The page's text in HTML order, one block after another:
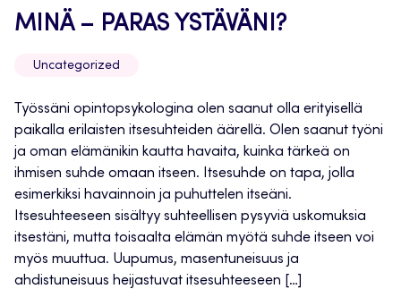
MINÄ – PARAS YSTÄVÄNI?
Uncategorized
Työssäni opintopsykologina olen saanut olla erityisellä
paikalla erilaisten itsesuhteiden äärellä. Olen saanut työni
ja oman elämänikin kautta havaita, kuinka tärkeä on
ihmisen suhde omaan itseen. Itsesuhde on tapa, jolla
esimerkiksi havainnoin ja puhuttelen itseäni.
Itsesuhteeseen sisältyy suhteellisen pysyviä uskomuksia
itsestäni, mutta toisaalta elämän myötä suhde itseen voi
myös muuttua. Uupumus, masentuneisuus ja
ahdistuneisuus heijastuvat itsesuhteeseen […]